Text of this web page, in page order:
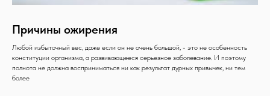
Причины ожирения
Любой избыточный вес, даже если он не очень большой, - это не особенность
конституции организма, а развивающееся серьезное заболевание. И поэтому
полнота не должна восприниматься ни как результат дурных привычек, ни тем
более